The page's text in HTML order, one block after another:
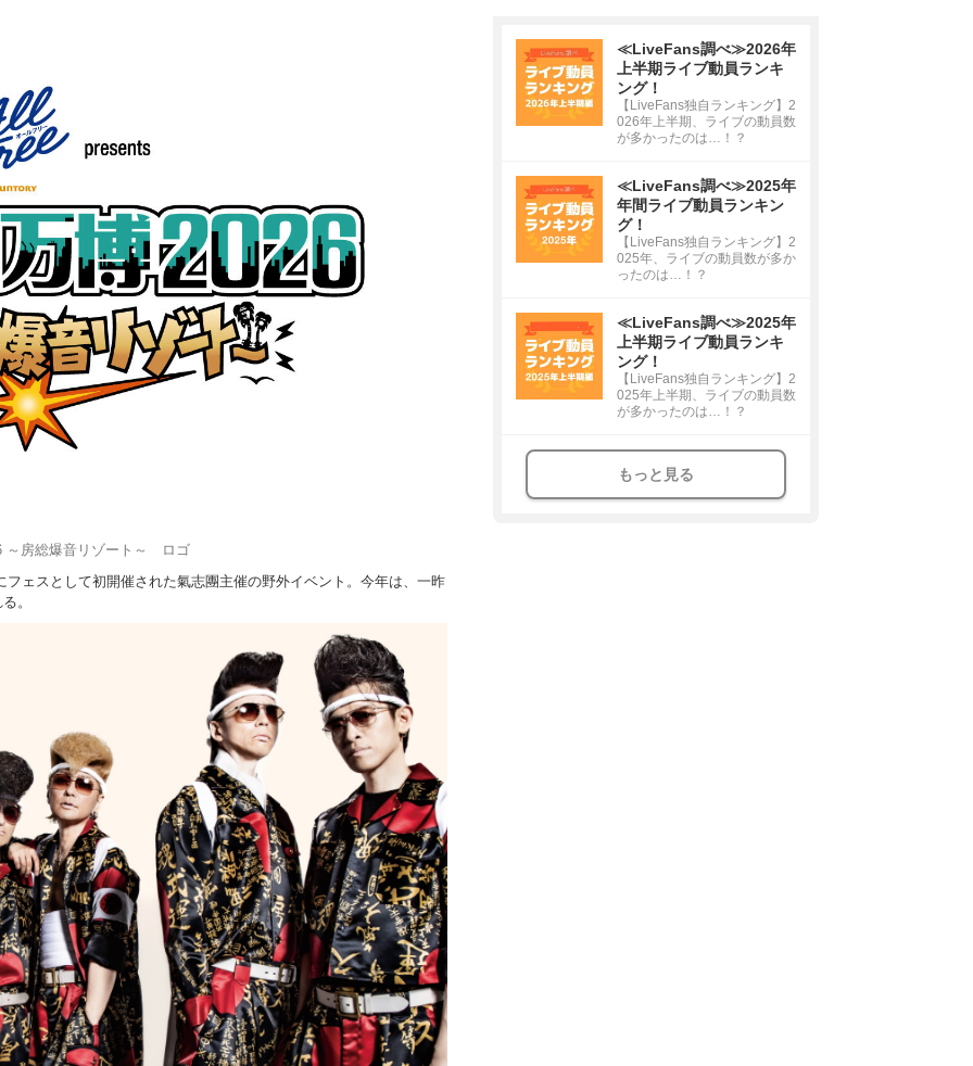
～房総爆音リゾート～ ロゴ
ェスとして初開催された氣志團主催の野外イベント。今年は、一昨
。
≪LiveFans調べ≫2026年
上半期ライブ動員ランキ
ング！
【LiveFans独自ランキング】2
026年上半期、ライブの動員数
が多かったのは…！？
≪LiveFans調べ≫2025年
年間ライブ動員ランキン
グ！
【LiveFans独自ランキング】2
025年、ライブの動員数が多か
ったのは…！？
≪LiveFans調べ≫2025年
上半期ライブ動員ランキ
ング！
【LiveFans独自ランキング】2
025年上半期、ライブの動員数
が多かったのは…！？
もっと見る